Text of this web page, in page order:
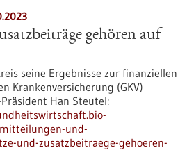
gehören auf
seine Ergebnisse zur finanziellen
Krankenversicherung (GKV)
Han Steutel:
und-
und-zusatzbeitraege-gehoeren-